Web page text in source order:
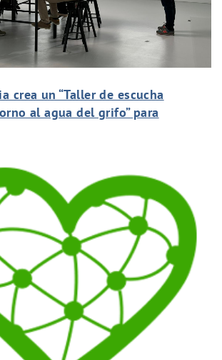
crea un “Taller de escucha
al agua del grifo” para